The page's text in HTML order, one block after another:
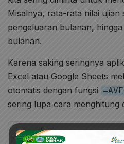
Misalnya, rata-rata nilai ujian
pengeluaran bulanan,
bulanan.
Karena saking seringnya
Excel atau Google Sheets
otomatis dengan fungsi
sering lupa cara menghitung
Rata-rata (Mean) =